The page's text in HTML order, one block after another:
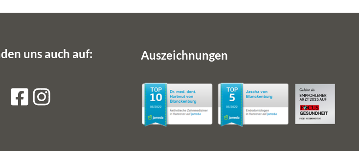
uns auch auf: Auszeichnungen